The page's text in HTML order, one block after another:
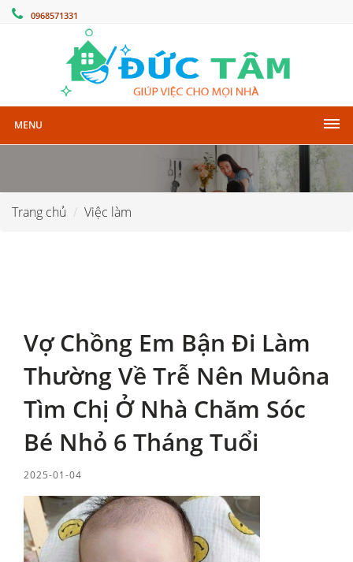
0968571331
MENU
Trang chủ Việc làm
Vợ Chồng Em Bận Đi Làm
Thường Về Trễ Nên Muôna
Tìm Chị Ở Nhà Chăm Sóc
Bé Nhỏ 6 Tháng Tuổi
2025-01-04